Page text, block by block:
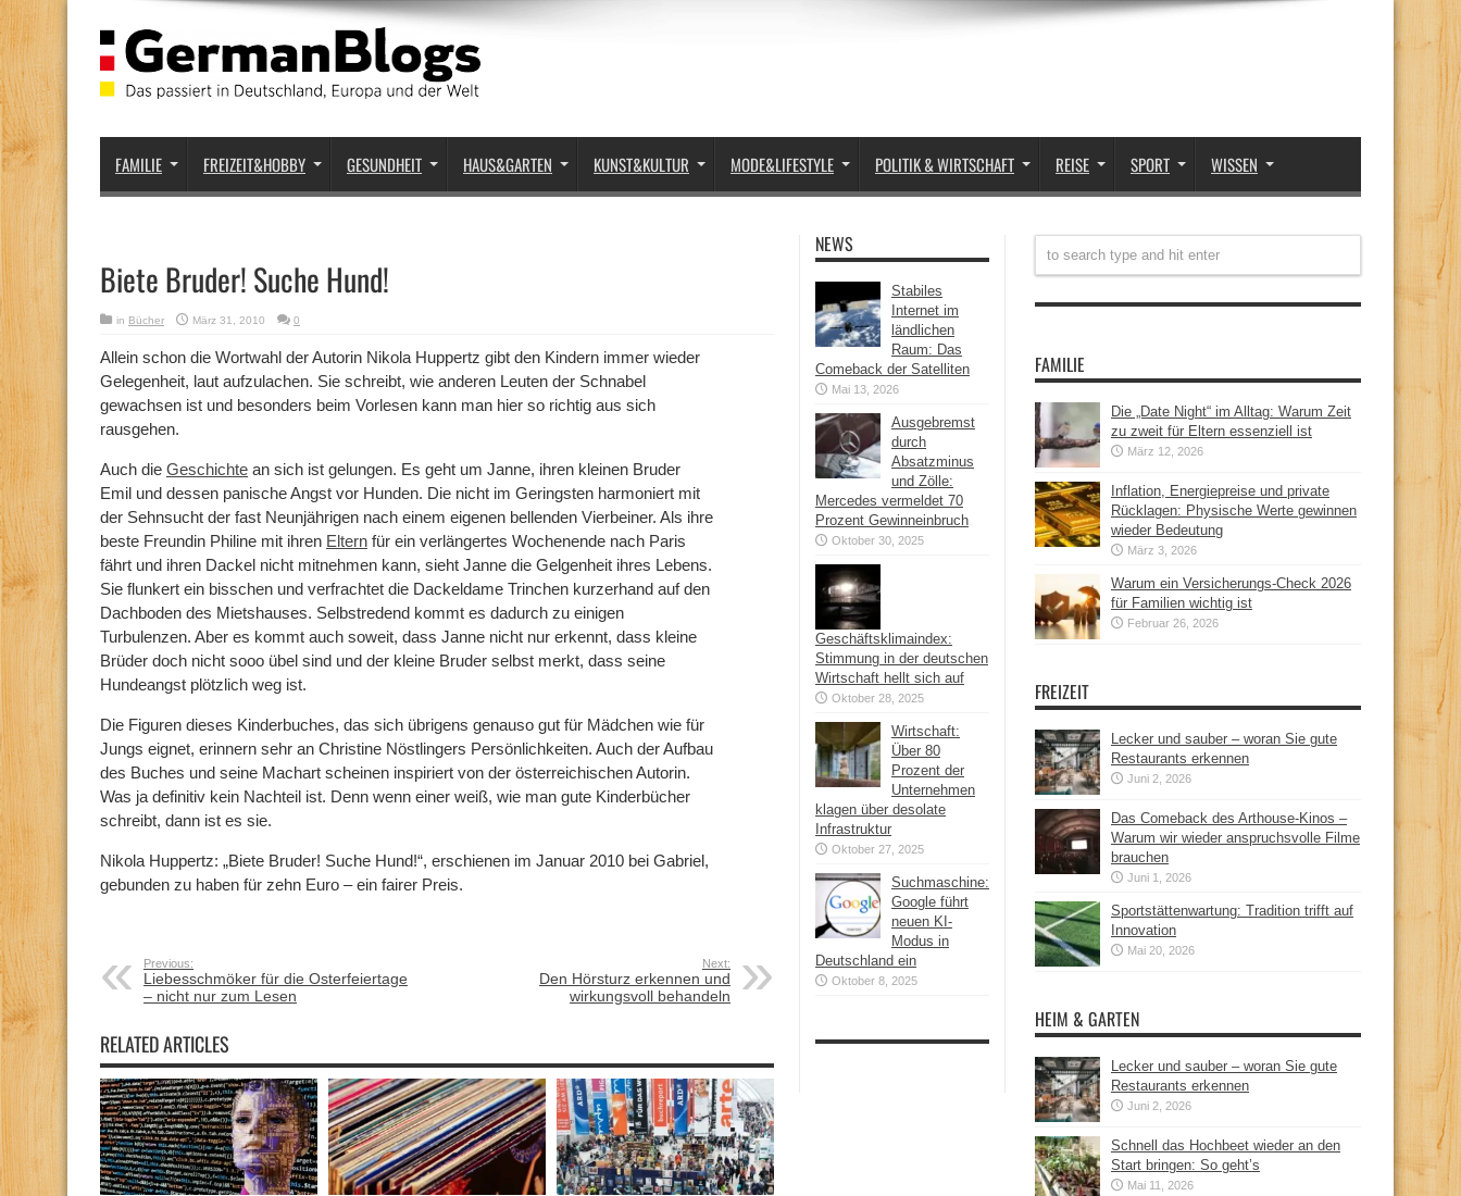
FAMILIE FREIZEIT&HOBBY GESUNDHEIT HAUS&GARTEN KUNST&KULTUR MODE&LIFESTYLE POLITIK & WIRTSCHAFT REISE SPORT WISSEN
Biete Bruder! Suche Hund!
in Bücher März 31, 2010 0
Allein schon die Wortwahl der Autorin Nikola Huppertz gibt den Kindern immer wieder
Gelegenheit, laut aufzulachen. Sie schreibt, wie anderen Leuten der Schnabel
gewachsen ist und besonders beim Vorlesen kann man hier so richtig aus sich
rausgehen.
Auch die Geschichte an sich ist gelungen. Es geht um Janne, ihren kleinen Bruder
Emil und dessen panische Angst vor Hunden. Die nicht im Geringsten harmoniert mit
der Sehnsucht der fast Neunjährigen nach einem eigenen bellenden Vierbeiner. Als ihre
beste Freundin Philine mit ihren Eltern für ein verlängertes Wochenende nach Paris
fährt und ihren Dackel nicht mitnehmen kann, sieht Janne die Gelgenheit ihres Lebens.
Sie flunkert ein bisschen und verfrachtet die Dackeldame Trinchen kurzerhand auf den
Dachboden des Mietshauses. Selbstredend kommt es dadurch zu einigen
Turbulenzen. Aber es kommt auch soweit, dass Janne nicht nur erkennt, dass kleine
Brüder doch nicht sooo übel sind und der kleine Bruder selbst merkt, dass seine
Hundeangst plötzlich weg ist.
Die Figuren dieses Kinderbuches, das sich übrigens genauso gut für Mädchen wie für
Jungs eignet, erinnern sehr an Christine Nöstlingers Persönlichkeiten. Auch der Aufbau
des Buches und seine Machart scheinen inspiriert von der österreichischen Autorin.
Was ja definitiv kein Nachteil ist. Denn wenn einer weiß, wie man gute Kinderbücher
schreibt, dann ist es sie.
Nikola Huppertz: „Biete Bruder! Suche Hund!“, erschienen im Januar 2010 bei Gabriel,
gebunden zu haben für zehn Euro – ein fairer Preis.
Previous:
Liebesschmöker für die Osterfeiertage
– nicht nur zum Lesen
Next:
Den Hörsturz erkennen und
wirkungsvoll behandeln
RELATED ARTICLES
NEWS
Stabiles
Internet im
ländlichen
Raum: Das
Comeback der Satelliten
Mai 13, 2026
Ausgebremst
durch
Absatzminus
und Zölle:
Mercedes vermeldet 70
Prozent Gewinneinbruch
Oktober 30, 2025
Geschäftsklimaindex:
Stimmung in der deutschen
Wirtschaft hellt sich auf
Oktober 28, 2025
Wirtschaft:
Über 80
Prozent der
Unternehmen
klagen über desolate
Infrastruktur
Oktober 27, 2025
Suchmaschine:
Google führt
neuen KI-
Modus in
Deutschland ein
Oktober 8, 2025
FAMILIE
Die „Date Night“ im Alltag: Warum Zeit
zu zweit für Eltern essenziell ist
März 12, 2026
Inflation, Energiepreise und private
Rücklagen: Physische Werte gewinnen
wieder Bedeutung
März 3, 2026
Warum ein Versicherungs-Check 2026
für Familien wichtig ist
Februar 26, 2026
FREIZEIT
Lecker und sauber – woran Sie gute
Restaurants erkennen
Juni 2, 2026
Das Comeback des Arthouse-Kinos –
Warum wir wieder anspruchsvolle Filme
brauchen
Juni 1, 2026
Sportstättenwartung: Tradition trifft auf
Innovation
Mai 20, 2026
HEIM & GARTEN
Lecker und sauber – woran Sie gute
Restaurants erkennen
Juni 2, 2026
Schnell das Hochbeet wieder an den
Start bringen: So geht’s
Mai 11, 2026